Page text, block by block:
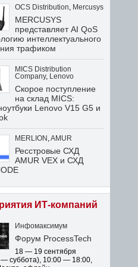
OCS Distribution Mercusys
MERCUSYS
представляет AI QoS
интеллектуального
трафиком
MICS Distribution
Company, Lenovo
Скорое поступление
на склад MICS:
Lenovo V15 G5 и
MERLION AMUR
Ресстровые СХД
AMUR VEX и СХД
ИТ-компаний
Инфомаксимум
Форум ProcessTech
18 — 19 сентября
суббота), 10:00 — 18:00,